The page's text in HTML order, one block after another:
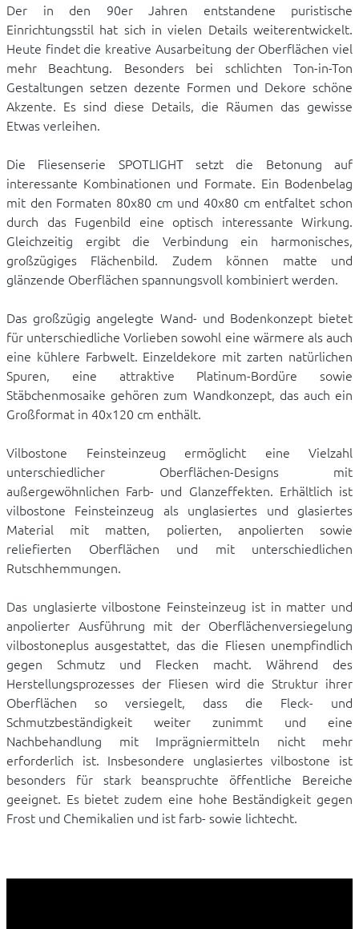
Der in den 90er Jahren entstandene puristische
Einrichtungsstil hat sich in vielen Details weiterentwickelt.
Heute findet die kreative Ausarbeitung der Oberflächen viel
mehr Beachtung. Besonders bei schlichten Ton-in-Ton
Gestaltungen setzen dezente Formen und Dekore schöne
Akzente. Es sind diese Details, die Räumen das gewisse
Etwas verleihen.
Die Fliesenserie SPOTLIGHT setzt die Betonung auf
interessante Kombinationen und Formate. Ein Bodenbelag
mit den Formaten 80x80 cm und 40x80 cm entfaltet schon
durch das Fugenbild eine optisch interessante Wirkung.
Gleichzeitig ergibt die Verbindung ein harmonisches,
großzügiges Flächenbild. Zudem können matte und
glänzende Oberflächen spannungsvoll kombiniert werden.
Das großzügig angelegte Wand- und Bodenkonzept bietet
für unterschiedliche Vorlieben sowohl eine wärmere als auch
eine kühlere Farbwelt. Einzeldekore mit zarten natürlichen
Spuren, eine attraktive Platinum-Bordüre sowie
Stäbchenmosaike gehören zum Wandkonzept, das auch ein
Großformat in 40x120 cm enthält.
Vilbostone Feinsteinzeug ermöglicht eine Vielzahl
unterschiedlicher Oberflächen-Designs mit
außergewöhnlichen Farb- und Glanzeffekten. Erhältlich ist
vilbostone Feinsteinzeug als unglasiertes und glasiertes
Material mit matten, polierten, anpolierten sowie
reliefierten Oberflächen und mit unterschiedlichen
Rutschhemmungen.
Das unglasierte vilbostone Feinsteinzeug ist in matter und
anpolierter Ausführung mit der Oberflächenversiegelung
vilbostoneplus ausgestattet, das die Fliesen unempfindlich
gegen Schmutz und Flecken macht. Während des
Herstellungsprozesses der Fliesen wird die Struktur ihrer
Oberflächen so versiegelt, dass die Fleck- und
Schmutzbeständigkeit weiter zunimmt und eine
Nachbehandlung mit Imprägniermitteln nicht mehr
erforderlich ist. Insbesondere unglasiertes vilbostone ist
besonders für stark beanspruchte öffentliche Bereiche
geeignet. Es bietet zudem eine hohe Beständigkeit gegen
Frost und Chemikalien und ist farb- sowie lichtecht.